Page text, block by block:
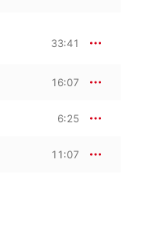
33:41
16:07
6:25
11:07